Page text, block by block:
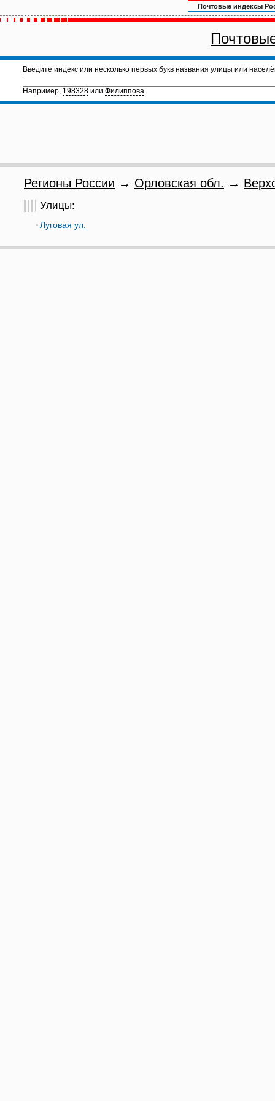
Почтовые индексы
Введите индекс или несколько первых букв названия улицы или
Например, 198328 или Филиппова.
Регионы России → Орловская обл. →
Улицы:
Луговая ул.